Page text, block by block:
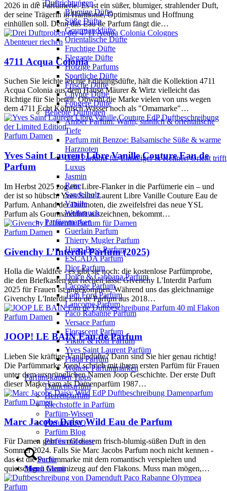
Duftrichtungen
Blumige Düfte
Süße Düfte
Gourmanddüfte
Orientalische Düfte
Fruchtige Düfte
Elegante Düfte
Holzige Parfums
Sportliche Düfte
Frische Düfte
Chypre Düfte
Fougere Düfte
Beliebte Duftnoten
Amber Parfum: Warm, sinnlich & orientalische
Tiefe
Parfum mit Benzoe: Balsamische Süße & warme
Harznoten
Oud Parfums für Einsteiger & Kenner: Orient trifft
Luxus
Jasmin
Rose
Sandelholz
Vanille
Weihrauch
Parfümmarken
Guerlain Parfum
Thierry Mugler Parfum
Hugo Boss Parfum
ESCADA Parfum
Dior Parfum
Dolce & Gabbana Parfum
Lacoste Parfum
Tom Ford Parfüm
Lancome Parfum
Paco Rabanne Parfüm
Versace Parfum
Florascent Parfum
Viktor & Rolf Parfüm
Yves Saint Laurent Parfüm
Prada Parfüm
Weitere Parfümmarken
Parfüm kaufen Tipps
Damenparfüm
Herrenparfüm
Riechstoffe in Parfüm
Parfüm-Wissen
Parfum FAQ
Parfüm Blog
Parfüm Glossar
Suche
Menü Menü
2026 in die Parfümerie. Es ist ein süßer, blumiger, strahlender Duft,
der seine Trägerin in Harmonie, Optimismus und Hoffnung
einhüllen soll. Denn das Eau de Parfum fängt die…
Abenteuer riechen
4711 Acqua Colonia
Suchen Sie leichte leichte Frühlingsdüfte, hält die Kollektion 4711
Acqua Colonia aus dem Hause Mäurer & Wirtz vielleicht das
Richtige für Sie bereit. Obwohl die Marke vielen von uns wegen
dem 4711 Echt Kölnisch Wasser noch als "Omamarke"…
Parfum Damen
Yves Saint Laurent Libre Vanille Couture Eau de
Parfum
Im Herbst 2025 zog ein Libre-Flanker in die Parfümerie ein – und
der ist so hübsch: Yves Saint Laurent Libre Vanille Couture Eau de
Parfum. Anhand der Duftnoten, die zweifelsfrei das neue YSL
Parfum als Gourmandduft auszeichnen, bekommt…
Parfum Damen
Givenchy L’Interdit Parfum (2025)
Holla die Waldfee - es gibt sie noch: die kostenlose Parfümprobe,
die den Briefkasten gut riechen lässt: Givenchy L'Interdit Parfum
2025 für Frauen ist angekommen. Während uns das gleichnamige
Givenchy L'Interdit Eau de Parfum aus 2018…
Parfum Damen
JOOP! LE BAIN Eau de Parfum
Lieben Sie kräftige Vanilledüfte? Dann sind Sie hier genau richtig!
Die Parfümmarke Joop! schrieb mit ihrem ersten Parfüm für Frauen
unter dem ursprünglichen Namen Joop Geschichte. Der erste Duft
dieser Marke kam als Damenparfüm 1987…
Parfum Damen
Marc Jacobs Daisy Wild Eau de Parfum
Für Damen geht es mit diesem frisch-blumig-süßen Duft in den
Sommer 2024. Falls Sie Marc Jacobs Parfum noch nicht kennen -
das ist die Parfümmarke mit dem romantisch verspielten und
quietschigen Gummizeug auf den Flakons. Muss man mögen,…